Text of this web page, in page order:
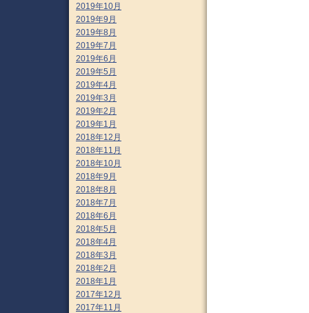
2019年10月
2019年9月
2019年8月
2019年7月
2019年6月
2019年5月
2019年4月
2019年3月
2019年2月
2019年1月
2018年12月
2018年11月
2018年10月
2018年9月
2018年8月
2018年7月
2018年6月
2018年5月
2018年4月
2018年3月
2018年2月
2018年1月
2017年12月
2017年11月